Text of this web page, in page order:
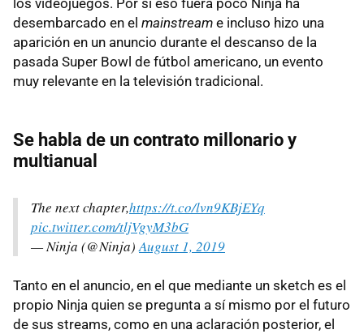
desembarcado en el mainstream e incluso hizo una
aparición en un anuncio durante el descanso de la
pasada Super Bowl de fútbol americano, un evento
muy relevante en la televisión tradicional.
Se habla de un contrato millonario y
multianual
The next chapter,https://t.co/lvn9KBjEYq
pic.twitter.com/tljVgyM3bG
— Ninja (@Ninja)August 1, 2019
Tanto en el anuncio, en el que mediante un sketch es el
propio Ninja quien se pregunta a sí mismo por el futuro
de sus streams, como en una aclaración posterior, el